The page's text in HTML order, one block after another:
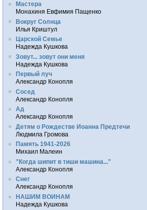
Мастера
Монахиня Евфимия Пащенко
Вокруг Солнца
Илья Криштул
Царской Семье
Надежда Кушкова
Зовут... зовут они меня
Надежда Кушкова
Первый луч
Александр Конопля
Сосед
Александр Конопля
Ад
Александр Конопля
Детям о Рождестве Иоанна Предтечи
Людмила Громова
Память 1941-2026
Михаил Малеин
"Когда шипит в тиши машина..."
Александр Конопля
Снег
Александр Конопля
НАШИМ ВОИНАМ
Надежда Кушкова